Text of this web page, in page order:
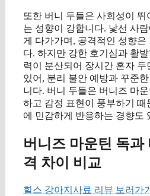
또한 버니 두들은 사회성이
는 성향이 강합니다. 낯선 사
게 다가가며, 공격적인 성향은
다. 하지만 강한 호기심과 활
력이 분산되어 장시간 혼자
있어, 분리 불안 예방과 꾸준
니다. 버니 두들은 버니즈 마
하고 감정 표현이 풍부하기 때
에 민감하게 반응하는 경향도
버니즈 마운틴 독과
격 차이 비교
힐스 강아지사료 리뷰 보러가기